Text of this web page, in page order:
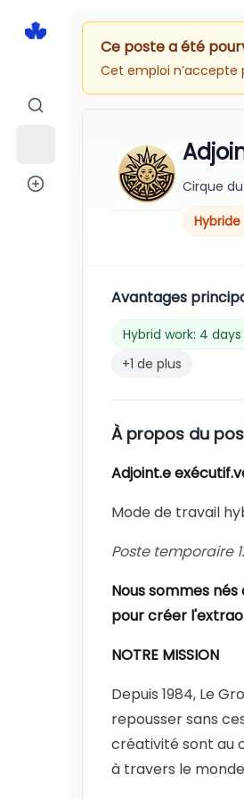
Ce poste a été
Cet emploi n’accepte
Cirque
Hybride
Avantages
Hybrid work: 4
+1 de plus
À propos du
Adjoint.e
Mode de travail
Poste temporaire
Nous sommes
pour créer
NOTRE MISSION
Depuis 1984, Le
repousser sans
créativité sont au
à travers le